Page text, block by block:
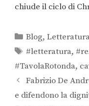
chiude il ciclo di
Blog,
#letteratura,
#TavolaRotonda,
Fabrizio De
e difendono la